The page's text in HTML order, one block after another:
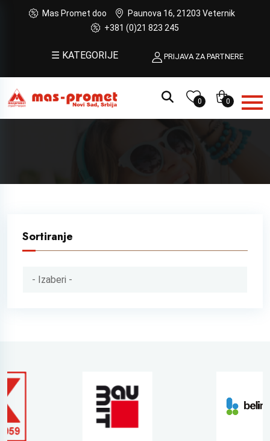
Mas Promet doo
Paunova 16, 21203 Veternik
+381 (0)21 823 245
☰ KATEGORIJE PRIJAVA ZA PARTNERE
0 0
Sortiranje